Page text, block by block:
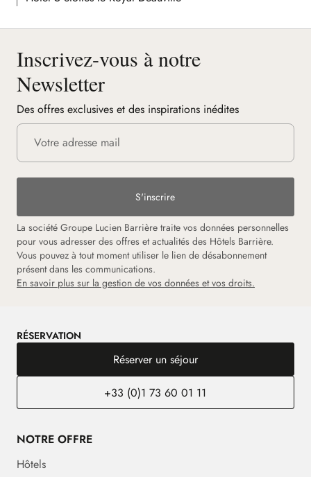
Inscrivez-vous à notre
Newsletter
Des offres exclusives et des inspirations inédites
S'inscrire
La société Groupe Lucien Barrière traite vos données personnelles
pour vous adresser des offres et actualités des Hôtels Barrière.
Vous pouvez à tout moment utiliser le lien de désabonnement
présent dans les communications.
En savoir plus sur la gestion de vos données et vos droits.
RÉSERVATION
Réserver un séjour
+33 (0)1 73 60 01 11
NOTRE OFFRE
Hôtels